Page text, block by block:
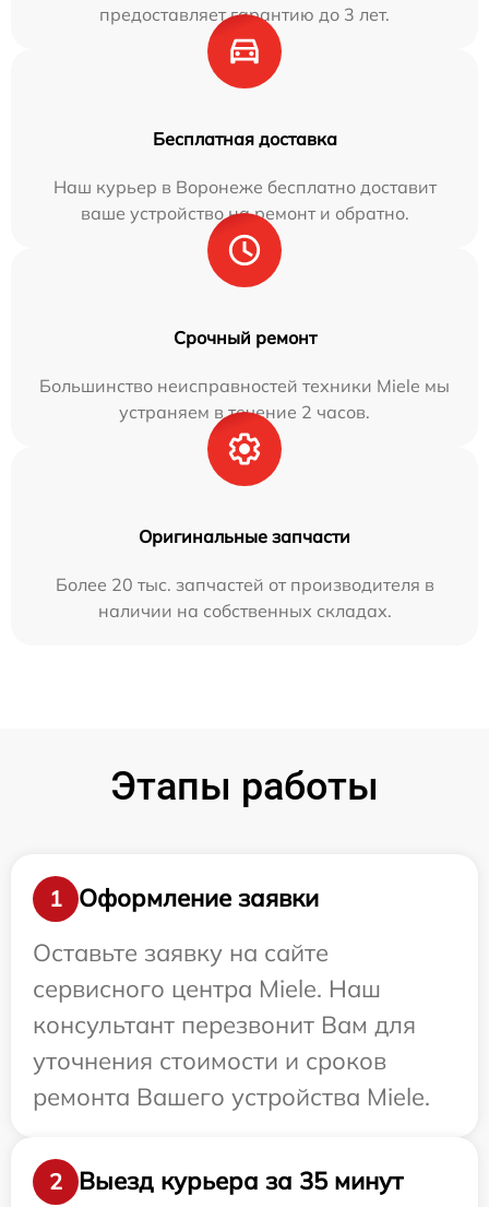
предоставляет гарантию до 3 лет.
Бесплатная доставка
Наш курьер в Воронеже бесплатно доставит
ваше устройство на ремонт и обратно.
Срочный ремонт
Большинство неисправностей техники Miele мы
устраняем в течение 2 часов.
Оригинальные запчасти
Более 20 тыс. запчастей от производителя в
наличии на собственных складах.
Этапы работы
1
Оформление заявки
Оставьте заявку на сайте
сервисного центра Miele. Наш
консультант перезвонит Вам для
уточнения стоимости и сроков
ремонта Вашего устройства Miele.
2
Выезд курьера за 35 минут